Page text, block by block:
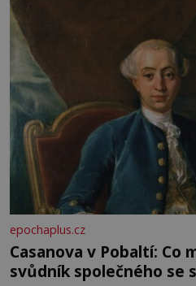
epochaplus.cz
Casanova v Pobaltí: Co
svůdník společného se